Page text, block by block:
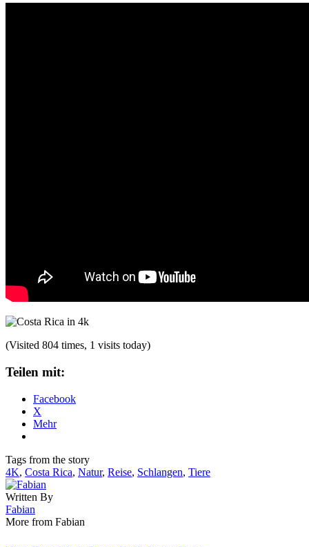
(Visited 804 times, 1 visits today)
Teilen mit:
Facebook
X
Mehr
Tags from the story
4K, Costa Rica, Natur, Reise, Schlangen, Tiere
Written By
Fabian
More from Fabian